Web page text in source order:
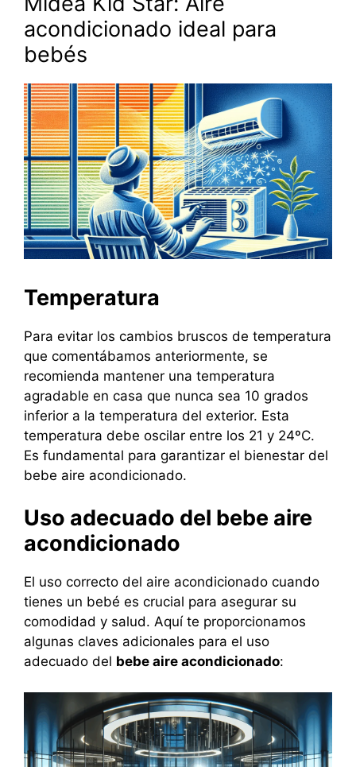
acondicionado ideal para
bebés
Temperatura
Para evitar los cambios bruscos de temperatura
que comentábamos anteriormente, se
recomienda mantener una temperatura
agradable en casa que nunca sea 10 grados
inferior a la temperatura del exterior. Esta
temperatura debe oscilar entre los 21 y 24ºC.
Es fundamental para garantizar el bienestar del
bebe aire acondicionado.
Uso adecuado del bebe aire
acondicionado
El uso correcto del aire acondicionado cuando
tienes un bebé es crucial para asegurar su
comodidad y salud. Aquí te proporcionamos
algunas claves adicionales para el uso
adecuado del bebe aire acondicionado: